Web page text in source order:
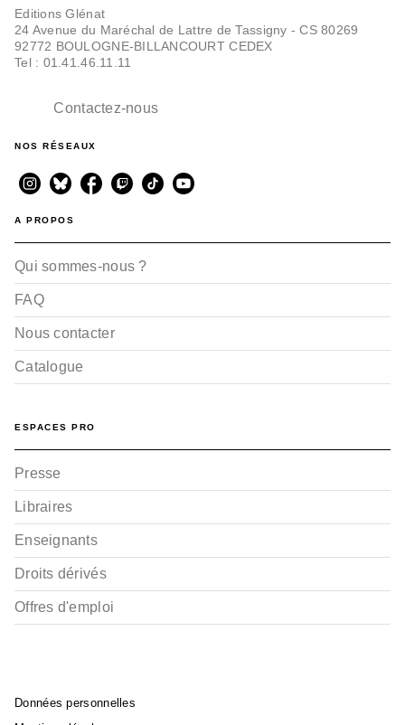
Editions Glénat
24 Avenue du Maréchal de Lattre de Tassigny - CS 80269
92772 BOULOGNE-BILLANCOURT CEDEX
Tel : 01.41.46.11.11
Contactez-nous
NOS RÉSEAUX
A PROPOS
Qui sommes-nous ?
FAQ
Nous contacter
Catalogue
ESPACES PRO
Presse
Libraires
Enseignants
Droits dérivés
Offres d'emploi
Données personnelles